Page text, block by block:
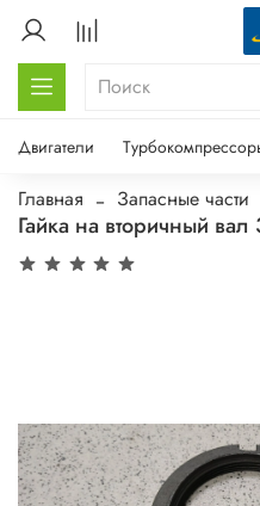
Двигатели
Главная Запасные части
Гайка на вторичный вал